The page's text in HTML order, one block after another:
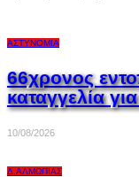
ΑΣΤΥΝΟΜΊΑ
66χρονος
καταγγελία
10/08/2026
Δ.ΑΛΜΩΠΊΑΣ